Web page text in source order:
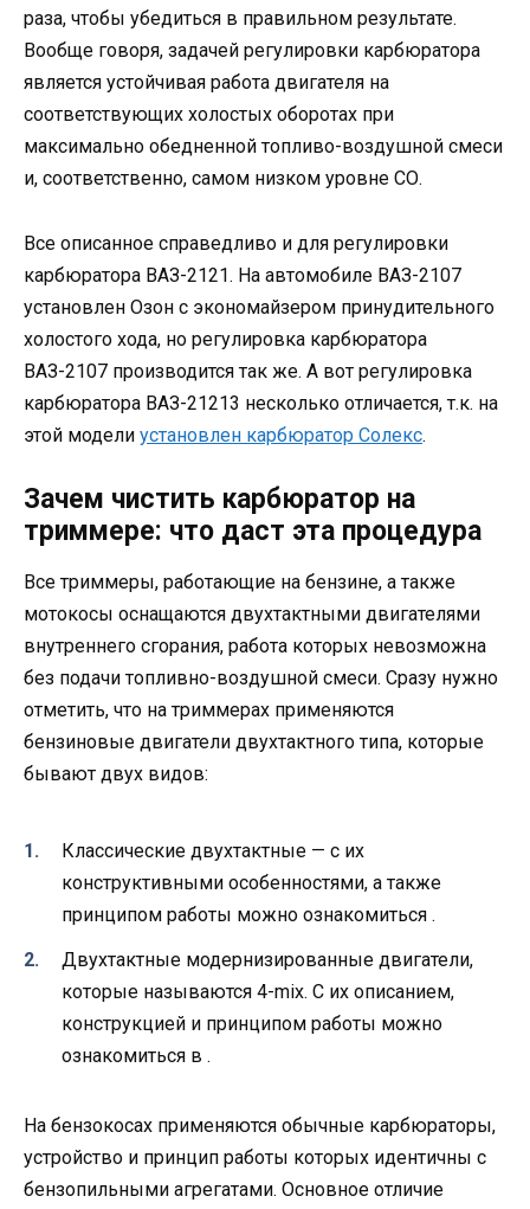
раза, чтобы убедиться в правильном результате.
Вообще говоря, задачей регулировки карбюратора
является устойчивая работа двигателя на
соответствующих холостых оборотах при
максимально обедненной топливо-воздушной смеси
и, соответственно, самом низком уровне СО.
Все описанное справедливо и для регулировки
карбюратора ВАЗ-2121. На автомобиле ВАЗ-2107
установлен Озон с экономайзером принудительного
холостого хода, но регулировка карбюратора
ВАЗ-2107 производится так же. А вот регулировка
карбюратора ВАЗ-21213 несколько отличается, т.к. на
этой модели установлен карбюратор Солекс.
Зачем чистить карбюратор на
триммере: что даст эта процедура
Все триммеры, работающие на бензине, а также
мотокосы оснащаются двухтактными двигателями
внутреннего сгорания, работа которых невозможна
без подачи топливно-воздушной смеси. Сразу нужно
отметить, что на триммерах применяются
бензиновые двигатели двухтактного типа, которые
бывают двух видов:
Классические двухтактные — с их
конструктивными особенностями, а также
принципом работы можно ознакомиться .
Двухтактные модернизированные двигатели,
которые называются 4-mix. С их описанием,
конструкцией и принципом работы можно
ознакомиться в .
На бензокосах применяются обычные карбюраторы,
устройство и принцип работы которых идентичны с
бензопильными агрегатами. Основное отличие